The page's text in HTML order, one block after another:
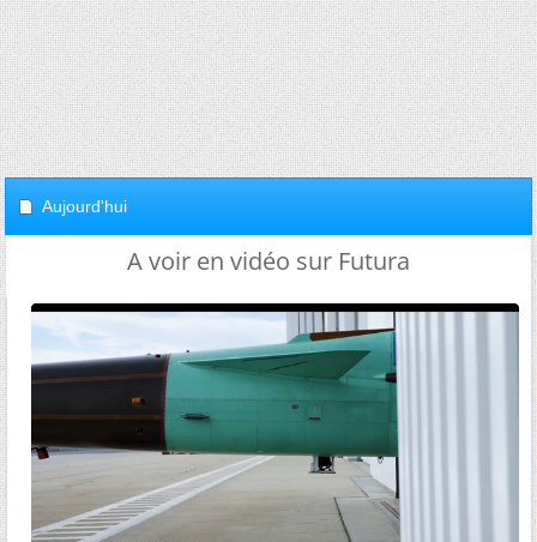
Aujourd'hui
A voir en vidéo sur Futura